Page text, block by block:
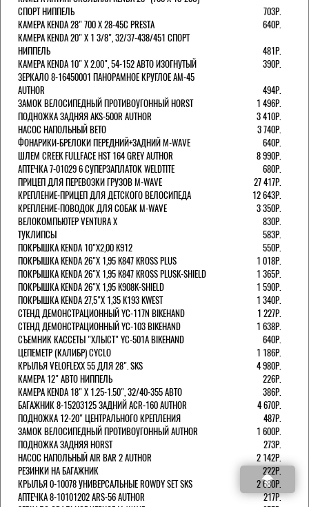
СПОРТ НИППЕЛЬ
703Р.
КАМЕРА KENDA 28" 700 Х 28-45С PRESTA
640Р.
КАМЕРА KENDA 20" Х 1 3/8", 32/37-438/451 СПОРТ
НИППЕЛЬ
481Р.
КАМЕРА KENDA 10" Х 2.00", 54-152 АВТО ИЗОГНУТЫЙ
390Р.
ЗЕРКАЛО 8-16450001 ПАНОРАМНОЕ КРУГЛОЕ AM-45
AUTHOR
494Р.
ЗАМОК ВЕЛОСИПЕДНЫЙ ПРОТИВОУГОННЫЙ HORST
1 496Р.
ПОДНОЖКА ЗАДНЯЯ AKS-500R AUTHOR
3 410Р.
НАСОС НАПОЛЬНЫЙ BETO
3 740Р.
ФОНАРИКИ-БРЕЛОКИ ПЕРЕДНИЙ+ЗАДНИЙ M-WAVE
640Р.
ШЛЕМ CREEK FULLFACE HST 164 GREY AUTHOR
8 990Р.
АПТЕЧКА 7-01029 6 СУПЕРЗАПЛАТОК WELDTITE
680Р.
ПРИЦЕП ДЛЯ ПЕРЕВОЗКИ ГРУЗОВ M-WAVE
27 417Р.
КРЕПЛЕНИЕ-ПРИЦЕП ДЛЯ ДЕТСКОГО ВЕЛОСИПЕДА
12 643Р.
КРЕПЛЕНИЕ-ПОВОДОК ДЛЯ СОБАК M-WAVE
3 350Р.
ВЕЛОКОМПЬЮТЕР VENTURA Х
830Р.
ТУКЛИПСЫ
583Р.
ПОКРЫШКА KENDA 10"Х2,00 K912
550Р.
ПОКРЫШКА KENDA 26"Х 1,95 K847 KROSS PLUS
1 018Р.
ПОКРЫШКА KENDA 26"Х 1,95 K847 KROSS PLUSK-SHIELD
1 365Р.
ПОКРЫШКА KENDA 26"Х 1,95 K908K-SHIELD
1 590Р.
ПОКРЫШКА KENDA 27,5"Х 1,35 K193 KWEST
1 340Р.
СТЕНД ДЕМОНСТРАЦИОННЫЙ YC-117N BIKEHAND
1 227Р.
СТЕНД ДЕМОНСТРАЦИОННЫЙ YC-103 BIKEHAND
1 638Р.
СЪЕМНИК КАССЕТЫ "ХЛЫСТ" YC-501A BIKEHAND
640Р.
ЦЕПЕМЕТР (КАЛИБР) CYCLO
1 186Р.
КРЫЛЬЯ VELOFLEXX 55 ДЛЯ 28". SKS
4 980Р.
КАМЕРА 12" АВТО НИППЕЛЬ
226Р.
КАМЕРА KENDA 18" Х 1.25-1.50", 32/40-355 АВТО
386Р.
БАГАЖНИК 8-15203125 ЗАДНИЙ ACR-160 AUTHOR
4 670Р.
ПОДНОЖКА 12-20" ЦЕНТРАЛЬНОГО КРЕПЛЕНИЯ
487Р.
ЗАМОК ВЕЛОСИПЕДНЫЙ ПРОТИВОУГОННЫЙ AUTHOR
1 600Р.
ПОДНОЖКА ЗАДНЯЯ HORST
273Р.
НАСОС НАПОЛЬНЫЙ AIR BAR 2 AUTHOR
2 142Р.
РЕЗИНКИ НА БАГАЖНИК
222Р.
КРЫЛЬЯ 0-10078 УНИВЕРСАЛЬНЫЕ ROWDY SET SKS
2 680Р.
АПТЕЧКА 8-10101202 ARS-56 AUTHOR
217Р.